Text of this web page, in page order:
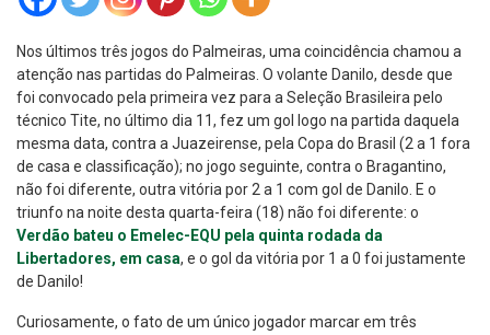
Nos últimos três jogos do Palmeiras, uma coincidência chamou a
atenção nas partidas do Palmeiras. O volante Danilo, desde que
foi convocado pela primeira vez para a Seleção Brasileira pelo
técnico Tite, no último dia 11, fez um gol logo na partida daquela
mesma data, contra a Juazeirense, pela Copa do Brasil (2 a 1 fora
de casa e classificação); no jogo seguinte, contra o Bragantino,
não foi diferente, outra vitória por 2 a 1 com gol de Danilo. E o
triunfo na noite desta quarta-feira (18) não foi diferente: o
Verdão bateu o Emelec-EQU pela quinta rodada da
Libertadores, em casa, e o gol da vitória por 1 a 0 foi justamente
de Danilo!
Curiosamente, o fato de um único jogador marcar em três